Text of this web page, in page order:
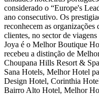
considerado o “Europe's
ano consecutivo. Os
reconhecem as organizações
clientes, no sector de
Joya é o Melhor Boutique
recebeu a distinção de
Choupana Hills Resort &
Sana Hotels, Melhor Hotel
Design Hotel, Corinthia
Bairro Alto Hotel, Melhor